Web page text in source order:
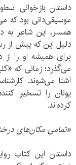
داستان بازخوانی
موسیقی‌دانی بود که
همسر، این شاعر به
دلیل این که پیش از
برای همیشه او را
می‌گذرد؛ زمانی که
آشنا می‌شوند.
یونان را تسخیر
کرده‌اند.
«تمامی مکان‌های
داستان این کتاب